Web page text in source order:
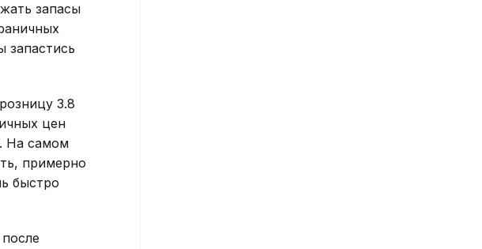
запасы
запастись
3.8
цен
На самом
примерно
быстро